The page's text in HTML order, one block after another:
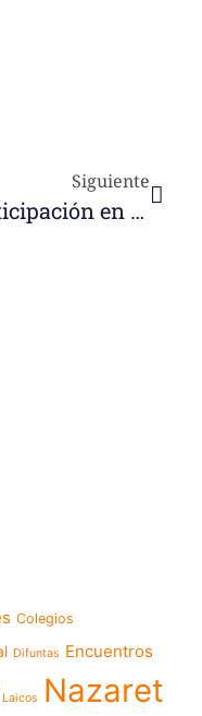
Siguiente
Participación en el Congreso Diocesano (Orihuela)
Colegios
Difuntas Encuentros
Laicos
Nazaret